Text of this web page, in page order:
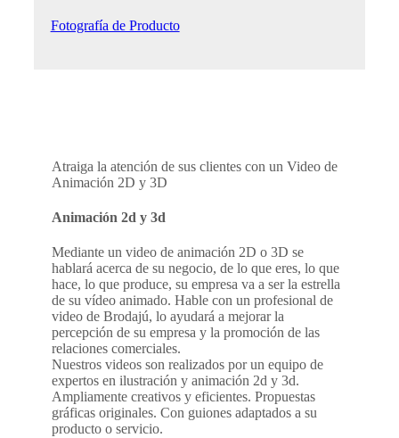
Fotografía de Producto
Atraiga la atención de sus clientes con un Video de
Animación 2D y 3D
Animación 2d y 3d
Mediante un video de animación 2D o 3D se
hablará acerca de su negocio, de lo que eres, lo que
hace, lo que produce, su empresa va a ser la estrella
de su vídeo animado. Hable con un profesional de
video de Brodajú, lo ayudará a mejorar la
percepción de su empresa y la promoción de las
relaciones comerciales.
Nuestros videos son realizados por un equipo de
expertos en ilustración y animación 2d y 3d.
Ampliamente creativos y eficientes. Propuestas
gráficas originales. Con guiones adaptados a su
producto o servicio.